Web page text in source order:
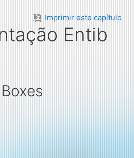
Imprimir este capítulo
Entib
Boxes